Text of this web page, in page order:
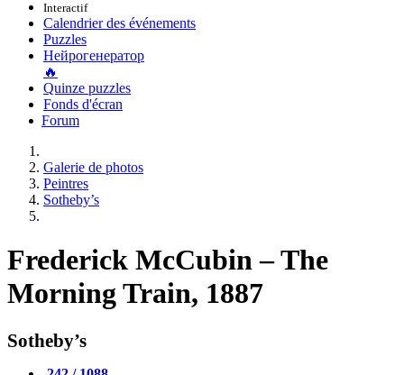
Interactif
Calendrier des événements
Puzzles
Нейрогенератор
🔥
Quinze puzzles
Fonds d'écran
Forum
Galerie de photos
Peintres
Sotheby’s
Frederick McCubin – The
Morning Train, 1887
Sotheby’s